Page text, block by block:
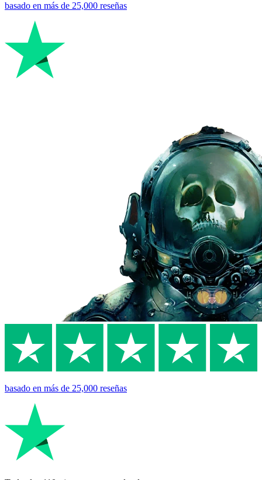
basado en más de 25,000 reseñas
basado en más de 25,000 reseñas